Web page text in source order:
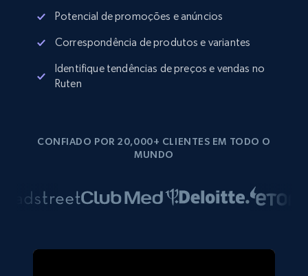
Potencial de promoções e anúncios
Correspondência de produtos e variantes
Identifique tendências de preços e vendas no
Ruten
CONFIADO POR 20,000+ CLIENTES EM TODO O
MUNDO